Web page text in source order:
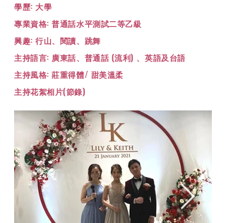
​學歷: 大學
專業資格: 普通話水平測試二等乙級
興趣: 行山、閱讀、跳舞
主持語言: 廣東話、普通話 (流利) 、英語及台語
主持風格: 莊重得體/ 甜美溫柔
​主持花絮相片(節錄)